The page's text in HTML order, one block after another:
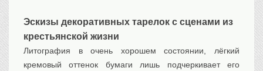
Букинистика
Медицина
Оружие, военная
Эскизы декоративных тарелок с сценами из
крестьянской жизни
Литография в очень хорошем состоянии, лёгкий
кремовый оттенок бумаги лишь подчеркивает его